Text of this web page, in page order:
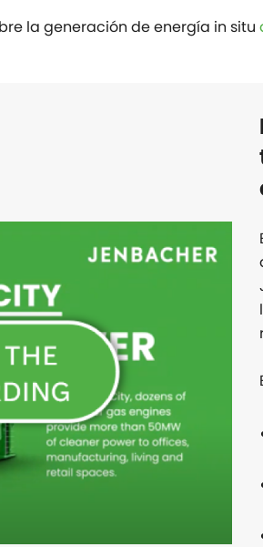
la generación de energía in situ